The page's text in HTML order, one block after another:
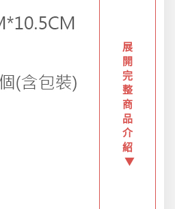
展
開
完
整
商
品
介
紹
▼